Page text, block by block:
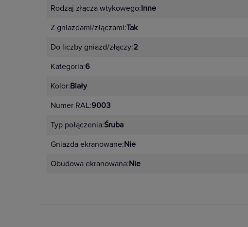
Rodzaj złącza wtykowego:Inne
Z gniazdami/złączami:Tak
Do liczby gniazd/złączy:2
Kategoria:6
Kolor:Biały
Numer RAL:9003
Typ połączenia:Śruba
Gniazda ekranowane:Nie
Obudowa ekranowana:Nie